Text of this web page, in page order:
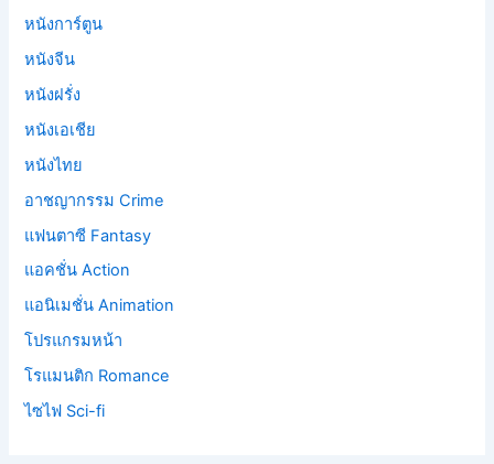
หนังการ์ตูน
หนังจีน
หนังฝรั่ง
หนังเอเชีย
หนังไทย
อาชญากรรม Crime
แฟนตาซี Fantasy
แอคชั่น Action
แอนิเมชั่น Animation
โปรแกรมหน้า
โรแมนติก Romance
ไซไฟ Sci-fi